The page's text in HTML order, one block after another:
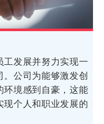
工发展并努力实现一
公司为能够激发创
境感到自豪，这能
个人和职业发展的